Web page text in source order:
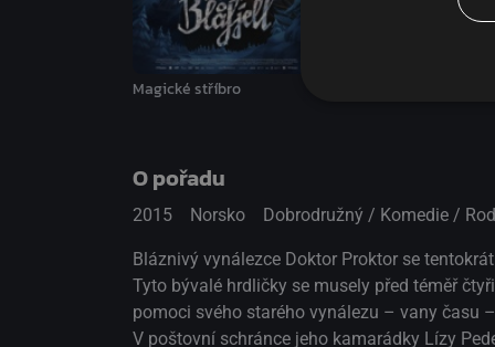
Magické stříbro
O pořadu
2015 Norsko Dobrodružný / Komedie /
Bláznivý vynálezce Doktor Proktor se
Tyto bývalé hrdličky se musely před téměř
pomoci svého starého vynálezu – vany času
V poštovní schránce jeho kamarádky Lízy